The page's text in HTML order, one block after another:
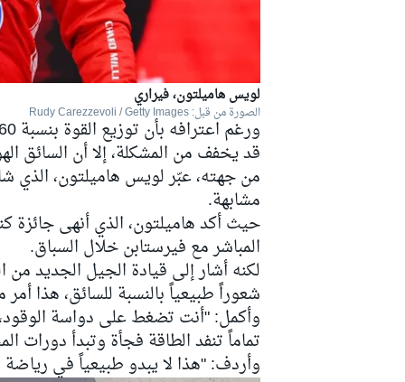
لويس هاميلتون، فيراري
الصورة من قبل: Rudy Carezzevoli / Getty Images
قد يخفف من المشكلة، إلا أن السائق
من جهته، عبّرلويس هاميلتون، الذي
مشابهة.
حيث أكد هاميلتون، الذي أنهى جائزة
المباشر مع فيرستابن خلال السباق.
لكنه أشار إلى قيادة الجيل الجديد من
شعوراً طبيعياً بالنسبة للسائق، هذا
وأكمل: "أنت تضغط على دواسة
تماماً تنفد الطاقة فجأة وتبدأ دورات
وأردف: "هذا لا يبدو طبيعياً في